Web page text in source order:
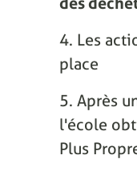
4. Les
place
5. Après
l'école
Plus